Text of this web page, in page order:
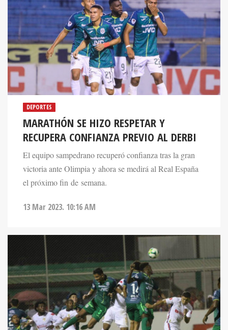
DEPORTES
MARATHÓN SE HIZO RESPETAR Y
RECUPERA CONFIANZA PREVIO AL DERBI
El equipo sampedrano recuperó confianza tras la gran
victoria ante Olimpia y ahora se medirá al Real España
el próximo fin de semana.
13 Mar 2023. 10:16 AM